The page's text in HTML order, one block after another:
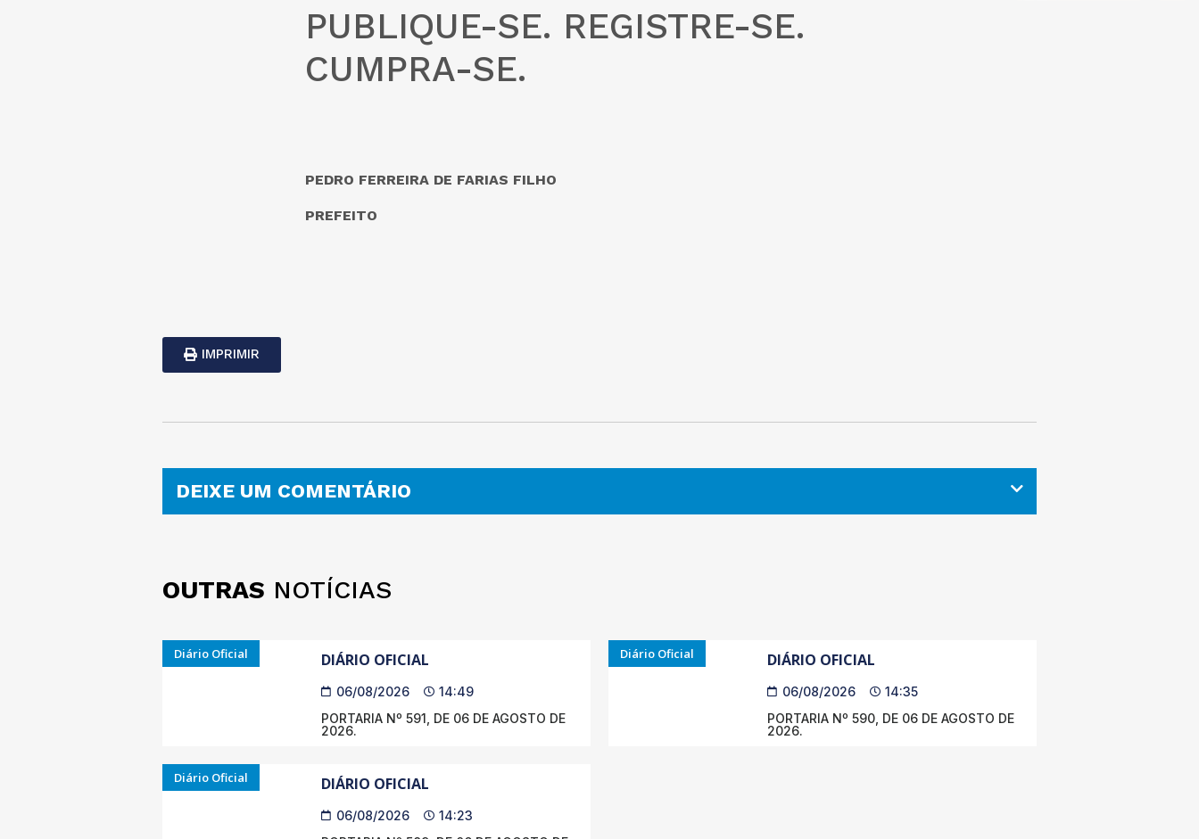
PUBLIQUE-SE. REGISTRE-SE.
CUMPRA-SE.
PEDRO FERREIRA DE FARIAS FILHO
PREFEITO
IMPRIMIR
DEIXE UM COMENTÁRIO
OUTRAS NOTÍCIAS
Diário Oficial DIÁRIO OFICIAL
06/08/2026
14:49
PORTARIA Nº 591, DE 06 DE AGOSTO DE
2026.
Diário Oficial DIÁRIO OFICIAL
06/08/2026
14:35
PORTARIA Nº 590, DE 06 DE AGOSTO DE
2026.
Diário Oficial DIÁRIO OFICIAL
06/08/2026
14:23